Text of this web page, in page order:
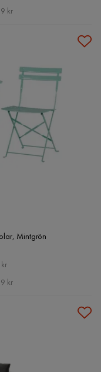
kr
Mintgrön
kr